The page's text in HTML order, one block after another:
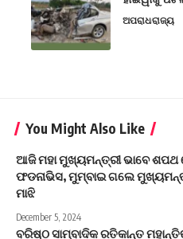
ଅପରାଧରାଜ୍ୟ
You Might Also Like
ଆଜି ମହା ମୁଖ୍ୟମନ୍ତ୍ରୀ ଭାବେ ଶପଥ
ଫଡନାଭିସ, ମୁମ୍ବାଇ ଗଲେ
ମାଝି
December 5, 2024
ବରିଷ୍ଠ ସାମ୍ବାଦିକ ରତିକାନ୍ତ